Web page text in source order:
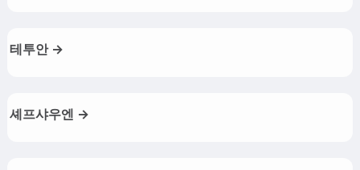
테투안 →
셰프샤우엔 →